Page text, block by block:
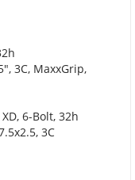
3C, MaxxGrip,
6-Bolt, 32h
3C